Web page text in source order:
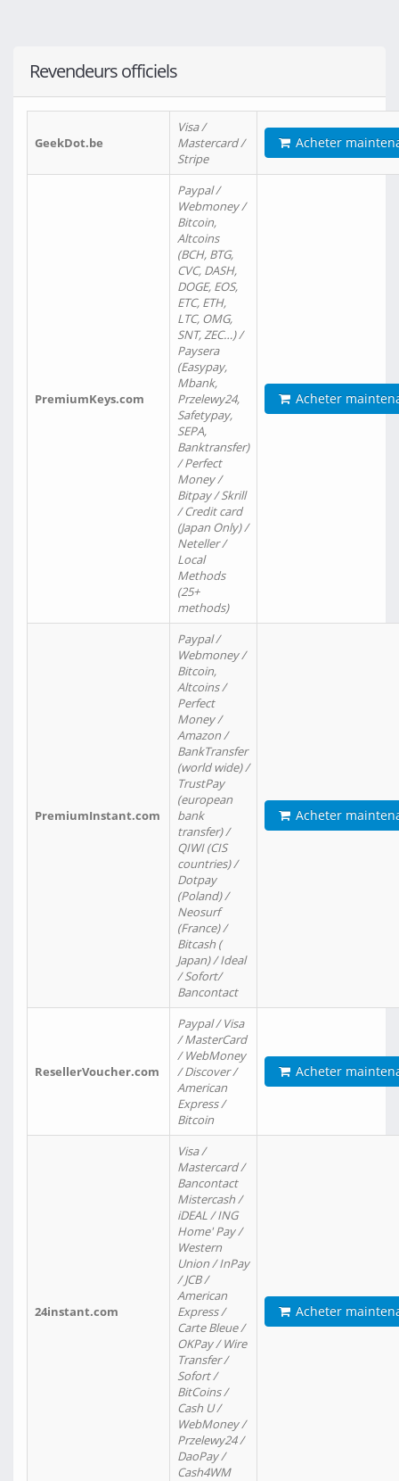
Revendeurs officiels
GeekDot.be
Visa /
Mastercard /
Stripe
Acheter
PremiumKeys.com
Paypal /
Webmoney /
Bitcoin,
Altcoins
(BCH, BTG,
CVC, DASH,
DOGE, EOS,
ETC, ETH,
LTC, OMG,
SNT, ZEC…) /
Paysera
(Easypay,
Mbank,
Przelewy24,
Safetypay,
SEPA,
Banktransfer)
/ Perfect
Money /
Bitpay / Skrill
/ Credit card
(Japan Only) /
Neteller /
Local
Methods
(25+
methods)
Acheter
PremiumInstant.com
Paypal /
Webmoney /
Bitcoin,
Altcoins /
Perfect
Money /
Amazon /
BankTransfer
(world wide) /
TrustPay
(european
bank
transfer) /
QIWI (CIS
countries) /
Dotpay
(Poland) /
Neosurf
(France) /
Bitcash (
Japan) / Ideal
/ Sofort/
Bancontact
Acheter
ResellerVoucher.com
Paypal / Visa
/ MasterCard
/ WebMoney
/ Discover /
American
Express /
Bitcoin
Acheter
24instant.com
Visa /
Mastercard /
Bancontact
Mistercash /
iDEAL / ING
Home' Pay /
Western
Union / InPay
/ JCB /
American
Express /
Carte Bleue /
OKPay / Wire
Transfer /
Sofort /
BitCoins /
Cash U /
WebMoney /
Przelewy24 /
DaoPay /
Cash4WM
Acheter